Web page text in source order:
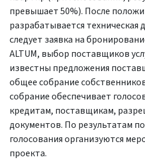
превышает 50%). После
разрабатывается техническая
следует заявка на
ALTUM, выбор поставщиков
известны предложения
общее собрание
собрание обеспечивает
кредитам, поставщикам,
документов. По результатам
голосования организуются
проекта.